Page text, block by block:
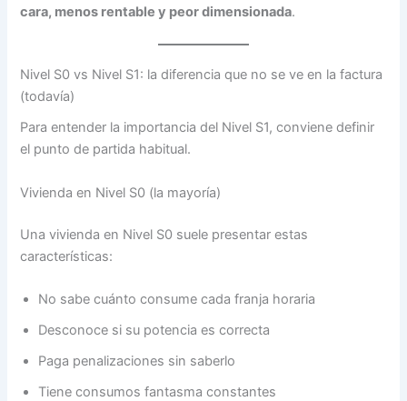
cara, menos rentable y peor dimensionada.
Nivel S0 vs Nivel S1: la diferencia que no se ve en la factura
(todavía)
Para entender la importancia del Nivel S1, conviene definir
el punto de partida habitual.
Vivienda en Nivel S0 (la mayoría)
Una vivienda en Nivel S0 suele presentar estas
características:
No sabe cuánto consume cada franja horaria
Desconoce si su potencia es correcta
Paga penalizaciones sin saberlo
Tiene consumos fantasma constantes